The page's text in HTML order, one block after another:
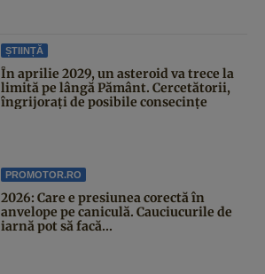
ȘTIINȚĂ
În aprilie 2029, un asteroid va trece la
limită pe lângă Pământ. Cercetătorii,
îngrijorați de posibile consecințe
PROMOTOR.RO
2026: Care e presiunea corectă în
anvelope pe caniculă. Cauciucurile de
iarnă pot să facă...